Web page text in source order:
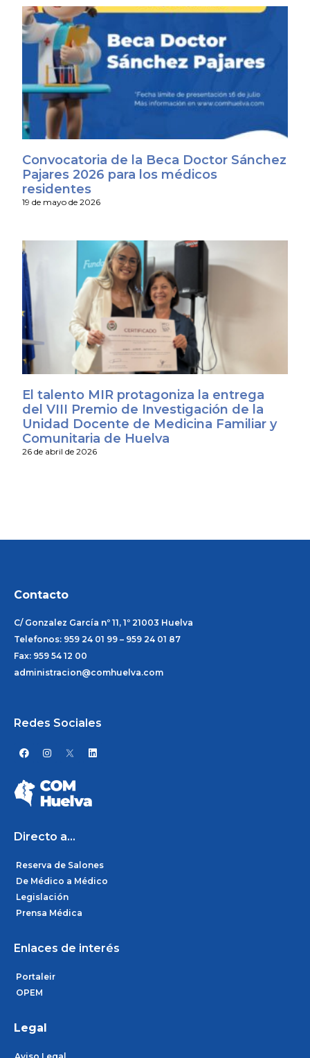
Convocatoria de la Beca Doctor Sánchez
Pajares 2026 para los médicos
residentes
19 de mayo de 2026
El talento MIR protagoniza la entrega
del VIII Premio de Investigación de la
Unidad Docente de Medicina Familiar y
Comunitaria de Huelva
26 de abril de 2026
Contacto
C/ Gonzalez García nº 11, 1º 21003 Huelva
Telefonos: 959 24 01 99 – 959 24 01 87
Fax: 959 54 12 00
administracion@comhuelva.com
Redes Sociales
F
a
e
b
o
o
I
n
a
g
r
L
i
i
Directo a...
Reserva de Salones
De Médico a Médico
Legislación
Prensa Médica
Enlaces de interés
Portaleir
OPEM
Legal